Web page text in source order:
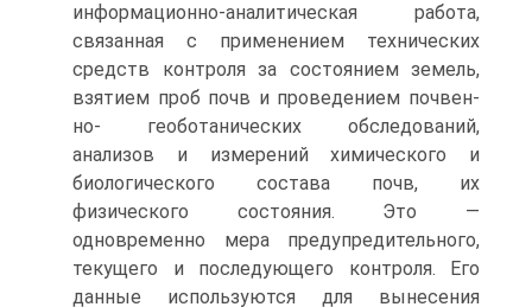
информационно-аналитическая работа,
связанная с применением технических
средств контроля за состоянием земель,
взятием проб почв и проведением почвен-
но- геоботанических обследований,
анализов и измерений химического и
биологического состава почв, их
физического состояния. Это —
одновременно мера предупредительного,
текущего и последующего контроля. Его
данные используются для вынесения